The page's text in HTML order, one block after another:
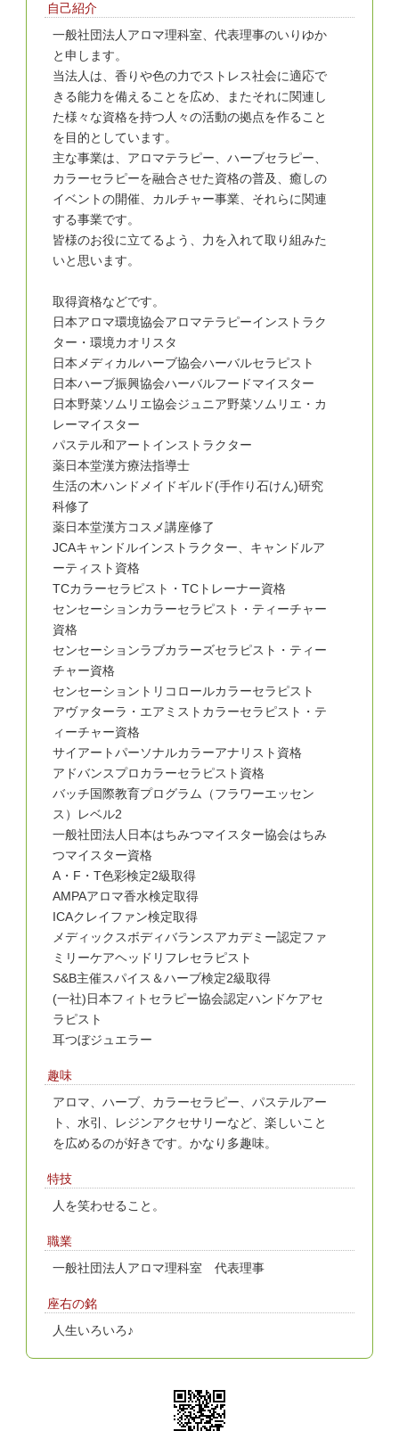
自己紹介
一般社団法人アロマ理科室、代表理事のいりゆか
と申します。
当法人は、香りや色の力でストレス社会に適応で
きる能力を備えることを広め、またそれに関連し
た様々な資格を持つ人々の活動の拠点を作ること
を目的としています。
主な事業は、アロマテラピー、ハーブセラピー、
カラーセラピーを融合させた資格の普及、癒しの
イベントの開催、カルチャー事業、それらに関連
する事業です。
皆様のお役に立てるよう、力を入れて取り組みた
いと思います。
取得資格などです。
日本アロマ環境協会アロマテラピーインストラク
ター・環境カオリスタ
日本メディカルハーブ協会ハーバルセラピスト
日本ハーブ振興協会ハーバルフードマイスター
日本野菜ソムリエ協会ジュニア野菜ソムリエ・カ
レーマイスター
パステル和アートインストラクター
薬日本堂漢方療法指導士
生活の木ハンドメイドギルド(手作り石けん)研究
科修了
薬日本堂漢方コスメ講座修了
JCAキャンドルインストラクター、キャンドルア
ーティスト資格
TCカラーセラピスト・TCトレーナー資格
センセーションカラーセラピスト・ティーチャー
資格
センセーションラブカラーズセラピスト・ティー
チャー資格
センセーショントリコロールカラーセラピスト
アヴァターラ・エアミストカラーセラピスト・テ
ィーチャー資格
サイアートパーソナルカラーアナリスト資格
アドバンスプロカラーセラピスト資格
バッチ国際教育プログラム（フラワーエッセン
ス）レベル2
一般社団法人日本はちみつマイスター協会はちみ
つマイスター資格
A・F・T色彩検定2級取得
AMPAアロマ香水検定取得
ICAクレイファン検定取得
メディックスボディバランスアカデミー認定ファ
ミリーケアヘッドリフレセラピスト
S&B主催スパイス＆ハーブ検定2級取得
(一社)日本フィトセラピー協会認定ハンドケアセ
ラピスト
耳つぼジュエラー
趣味
アロマ、ハーブ、カラーセラピー、パステルアー
ト、水引、レジンアクセサリーなど、楽しいこと
を広めるのが好きです。かなり多趣味。
特技
人を笑わせること。
職業
一般社団法人アロマ理科室 代表理事
座右の銘
人生いろいろ♪